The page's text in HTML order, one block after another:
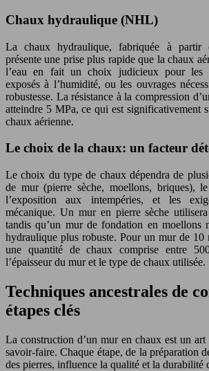
Chaux hydraulique (NHL)
La chaux hydraulique, fabriquée à partir
présente une prise plus rapide que la chaux
l’eau en fait un choix judicieux pour les
exposés à l’humidité, ou les ouvrages
robustesse. La résistance à la compression
atteindre 5 MPa, ce qui est significativement
chaux aérienne.
Le choix de la chaux: un facteur
Le choix du type de chaux dépendra de
de mur (pierre sèche, moellons, briques),
l’exposition aux intempéries, et les
mécanique. Un mur en pierre sèche
tandis qu’un mur de fondation en moellons
hydraulique plus robuste. Pour un mur de 10
une quantité de chaux comprise entre
l’épaisseur du mur et le type de chaux utilisée.
Techniques ancestrales de
étapes clés
La construction d’un mur en chaux est un
savoir-faire. Chaque étape, de la préparation
des pierres, influence la qualité et la durabilité